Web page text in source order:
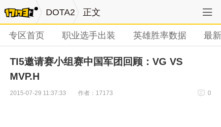
DOTA2 正文
专区首页 职业选手出装 英雄胜率数据 最
TI5邀请赛小组赛中国军团回顾：VG VS
MVP.H
2015-07-29 11:37:33 作者：17173 0